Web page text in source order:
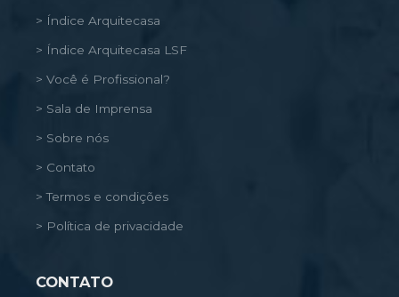
> Índice Arquitecasa
> Índice Arquitecasa LSF
> Você é Profissional?
> Sala de Imprensa
> Sobre nós
> Contato
> Termos e condições
> Política de privacidade
CONTATO